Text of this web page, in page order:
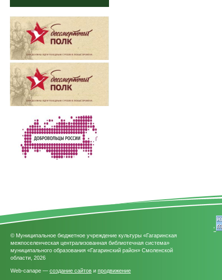
© Муниципальное бюджетное учреждение культуры «Гагаринская
межпоселенческая централизованная библиотечная система»
муниципального образования «Гагаринский район» Смоленской
области, 2026
Web-canape — создание сайтов и продвижение
'